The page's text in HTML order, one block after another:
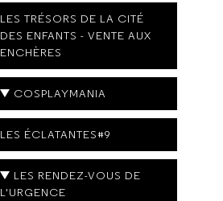
LES TRÉSORS DE LA CITÉ
DES ENFANTS - VENTE AUX
ENCHÈRES
COSPLAYMANIA
LES ÉCLATANTES#9
LES RENDEZ-VOUS DE
L'URGENCE